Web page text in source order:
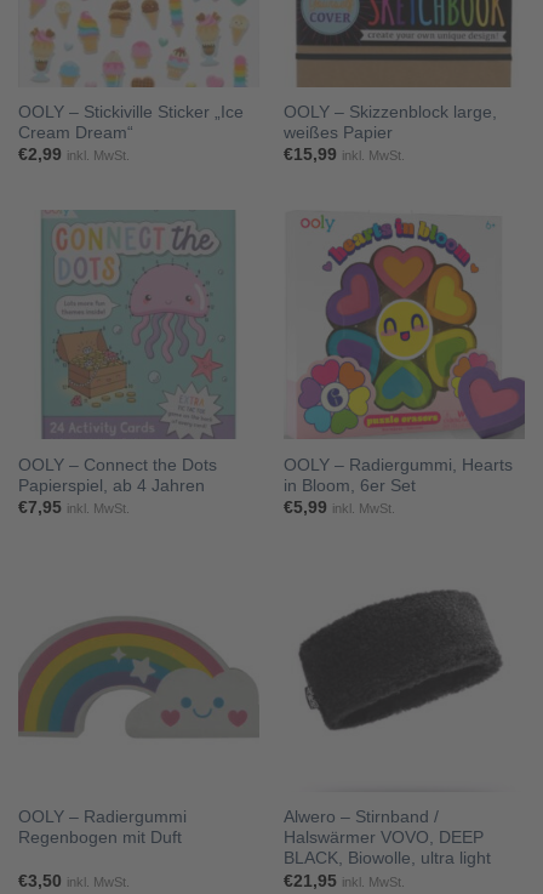
OOLY – Stickiville Sticker „Ice
Cream Dream“
€2,99 inkl. MwSt.
OOLY – Skizzenblock large,
weißes Papier
€15,99 inkl. MwSt.
OOLY – Connect the Dots
Papierspiel, ab 4 Jahren
€7,95 inkl. MwSt.
OOLY – Radiergummi, Hearts
in Bloom, 6er Set
€5,99 inkl. MwSt.
OOLY – Radiergummi
Regenbogen mit Duft
€3,50 inkl. MwSt.
Alwero – Stirnband /
Halswärmer VOVO, DEEP
BLACK, Biowolle, ultra light
€21,95 inkl. MwSt.